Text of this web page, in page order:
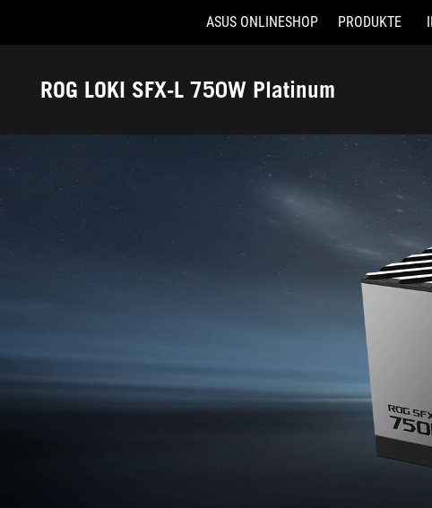
Accessibility links
ASUS ONLINESHOP PRODUKTE
ROG LOKI SFX-L 750W Platinum